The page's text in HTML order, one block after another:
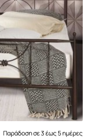
Παράδοση σε 3 έως 5 ημέρες